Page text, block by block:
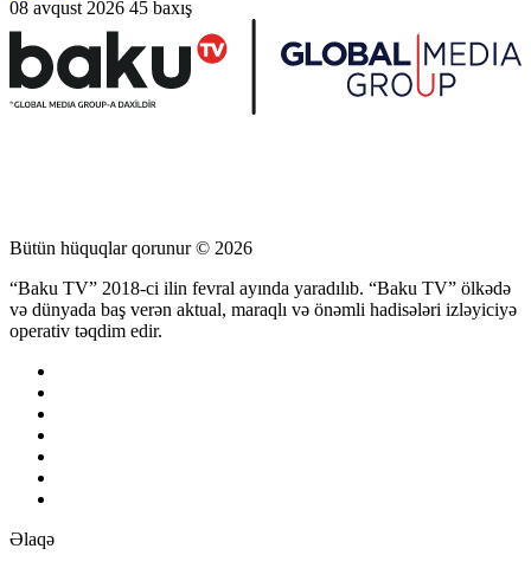
08 avqust 2026 45 baxış
Bütün hüquqlar qorunur © 2026
“Baku TV” 2018-ci ilin fevral ayında yaradılıb. “Baku TV” ölkədə
və dünyada baş verən aktual, maraqlı və önəmli hadisələri izləyiciyə
operativ təqdim edir.
Əlaqə